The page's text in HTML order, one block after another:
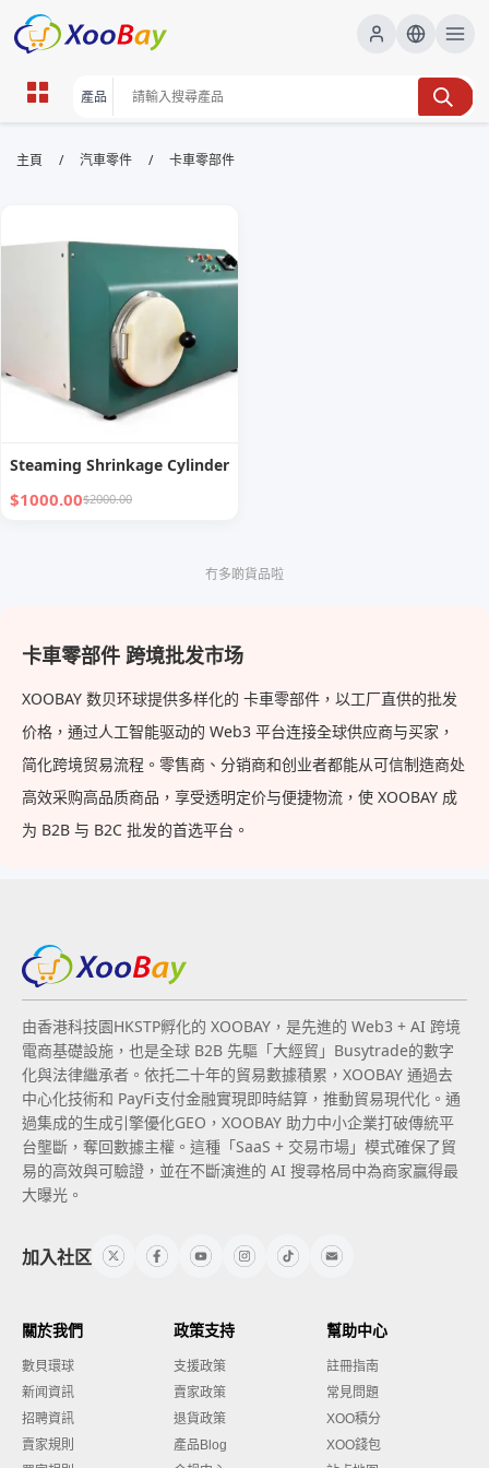
卡車零部件 | XOOBAY B2B/B2C
零部件, XOOBAY
高品質卡車零部件供應與配套安裝服務全流程
主頁 / 汽車零件 / 卡車零部件
Steaming Shrinkage Cylinder
$1000.00$2000.00
冇多啲貨品啦
卡車零部件 跨境批发市场
XOOBAY 数贝环球提供多样化的 卡車零部件，以工厂直供的批发
价格，通过人工智能驱动的 Web3 平台连接全球供应商与买家，
简化跨境贸易流程。零售商、分销商和创业者都能从可信制造商处
高效采购高品质商品，享受透明定价与便捷物流，使 XOOBAY 成
为 B2B 与 B2C 批发的首选平台。
由香港科技園HKSTP孵化的 XOOBAY，是先進的 Web3 + AI 跨境
電商基礎設施，也是全球 B2B 先驅「大經貿」Busytrade的數字
化與法律繼承者。依托二十年的貿易數據積累，XOOBAY 通過去
中心化技術和 PayFi支付金融實現即時結算，推動貿易現代化。通
過集成的生成引擎優化GEO，XOOBAY 助力中小企業打破傳統平
台壟斷，奪回數據主權。這種「SaaS + 交易市場」模式確保了貿
易的高效與可驗證，並在不斷演進的 AI 搜尋格局中為商家贏得最
大曝光。
加入社区
關於我們
數貝環球
新闻資訊
招聘資訊
賣家規則
政策支持
支援政策
賣家政策
退貨政策
產品Blog
幫助中心
註冊指南
常見問題
XOO積分
XOO錢包